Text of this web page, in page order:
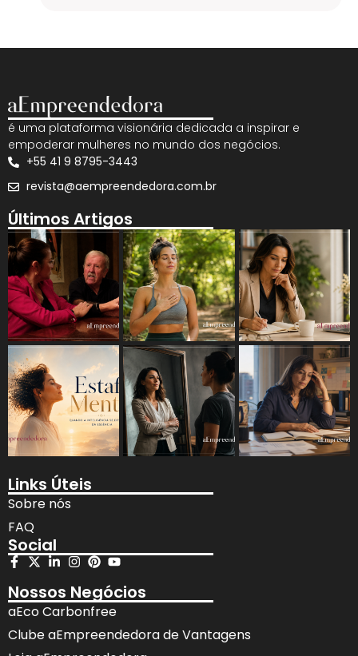
é uma plataforma visionária dedicada a inspirar e
empoderar mulheres no mundo dos negócios.
+55 41 9 8795-3443
revista@aempreendedora.com.br
Últimos Artigos
Links Úteis
Sobre nós
FAQ
Social
Nossos Negócios
aEco Carbonfree
Clube aEmpreendedora de Vantagens